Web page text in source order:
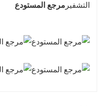
التشفير مرجع المستودع